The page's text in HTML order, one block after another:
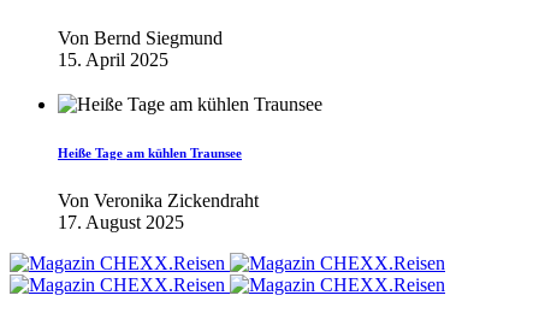
Von Bernd Siegmund
15. April 2025
Heiße Tage am kühlen Traunsee
Von Veronika Zickendraht
17. August 2025